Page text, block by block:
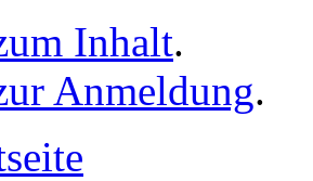
Inhalt.
Anmeldung.